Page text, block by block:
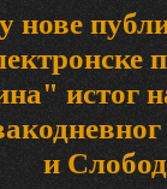
нове
истог
и